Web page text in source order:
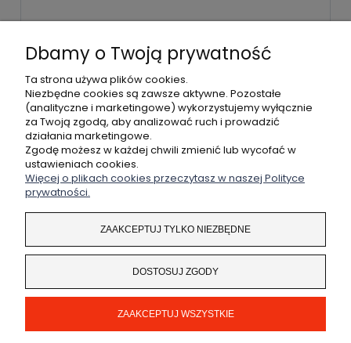
POMOC
MOJE KONTO
PŁATNOŚCI I DOSTAWA
INFORMACJE
Coded bylegendary.pl
Dbamy o Twoją prywatność
Ta strona używa plików cookies.
Niezbędne cookies są zawsze aktywne. Pozostałe
(analityczne i marketingowe) wykorzystujemy wyłącznie
za Twoją zgodą, aby analizować ruch i prowadzić
działania marketingowe.
Zgodę możesz w każdej chwili zmienić lub wycofać w
ustawieniach cookies.
Więcej o plikach cookies przeczytasz w naszej Polityce
prywatności.
ZAAKCEPTUJ TYLKO NIEZBĘDNE
DOSTOSUJ ZGODY
ZAAKCEPTUJ WSZYSTKIE